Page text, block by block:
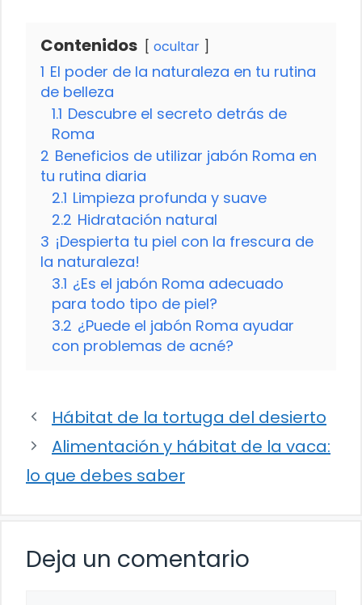
Contenidos ocultar
1 El poder de la naturaleza en tu rutina
de belleza
1.1 Descubre el secreto detrás de
Roma
2 Beneficios de utilizar jabón Roma en
tu rutina diaria
2.1 Limpieza profunda y suave
2.2 Hidratación natural
3 ¡Despierta tu piel con la frescura de
la naturaleza!
3.1 ¿Es el jabón Roma adecuado
para todo tipo de piel?
3.2 ¿Puede el jabón Roma ayudar
con problemas de acné?
Hábitat de la tortuga del desierto
Alimentación y hábitat de la vaca:
lo que debes saber
Deja un comentario